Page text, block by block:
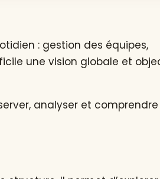
: gestion des équipes,
une vision globale et
analyser et